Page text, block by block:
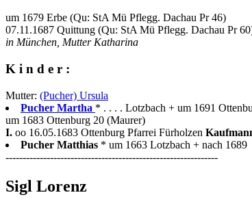
um 1679 Erbe (Qu: StA Mü Pflegg. Dachau Pr 46)
07.11.1687 Quittung (Qu: StA Mü Pflegg. Dachau Pr
in München, Mutter Katharina
K i n d e r :
Mutter: (Pucher) Ursula
Pucher Martha * . . . . Lotzbach + um 1691
um 1683 Ottenburg 20 (Maurer)
I. oo 16.05.1683 Ottenburg Pfarrei Fürholzen
Pucher Matthias * um 1663 Lotzbach + nach 1689
--------------------------------------------------------------
Sigl Lorenz